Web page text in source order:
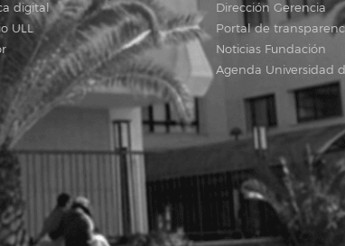
digital
ULL
Dirección Gerencia
Portal de
Noticias Fundación
Agenda Universidad